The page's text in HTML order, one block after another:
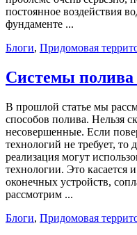
постоянное воздействия
фундаменте ...
Блоги, Придомовая
Системы полива
В прошлой статье мы
способов полива. Нельзя
несовершенные. Если
технологий не требует, то
реализация могут
технологии. Это касается
оконечных устройств,
рассмотрим ...
Блоги, Придомовая